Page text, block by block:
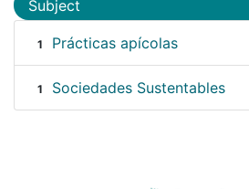
Subject
1 Prácticas apícolas
1 Sociedades Sustentables